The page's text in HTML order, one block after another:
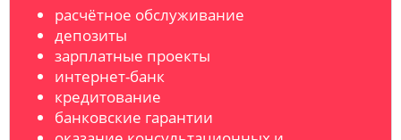
расчётное обслуживание
депозиты
зарплатные проекты
интернет-банк
кредитование
банковские гарантии